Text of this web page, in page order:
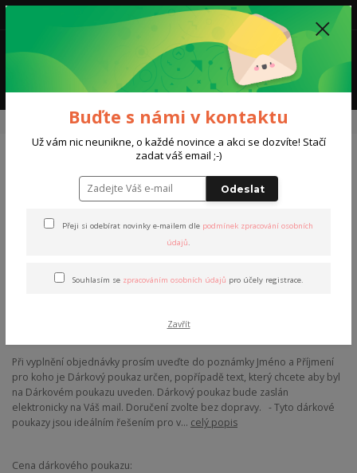
Menu
0,00 Kč
Dárkový poukaz Dárkový poukaz - finance
Dárkový poukaz - finance
Při vyplnění objednávky prosím uveďte do poznámky Jméno a Příjmení
pro koho je Dárkový poukaz určen, popřípadě text, který chcete aby byl
na Dárkovém poukazu uveden. Dárkový poukaz bude zaslán
elektronicky na Váš mail. Doručení zvolte bez dopravy. - Tyto dárkové
poukazy jsou ideálním řešením pro v... celý popis
Cena dárkového poukazu:
Buďte s námi v kontaktu
Už vám nic neunikne, o každé novince a akci se dozvíte! Stačí
zadat váš email ;-)
Odeslat
Přeji si odebírat novinky e-mailem dle podmínek zpracování osobních
údajů.
Souhlasím se zpracováním osobních údajů pro účely registrace.
Zavřít